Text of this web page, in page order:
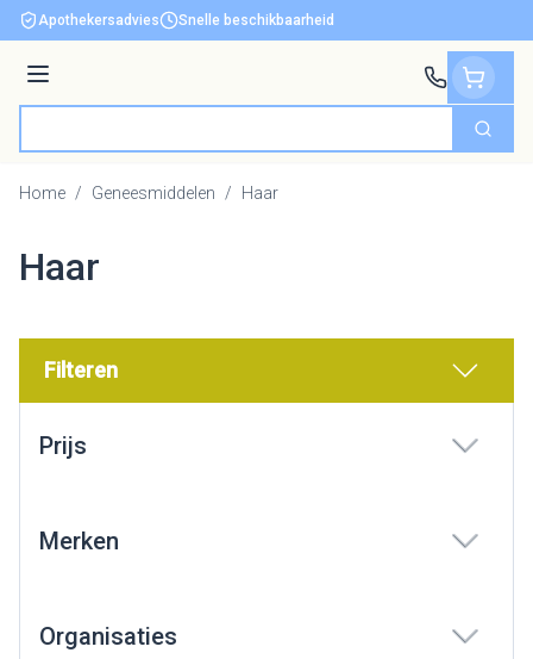
Ga naar de inhoud
Apothekersadvies Snelle beschikbaarheid
Menu
Zoek
Home / Geneesmiddelen / Haar
Haar
Filteren
Prijs
Merken
Organisaties